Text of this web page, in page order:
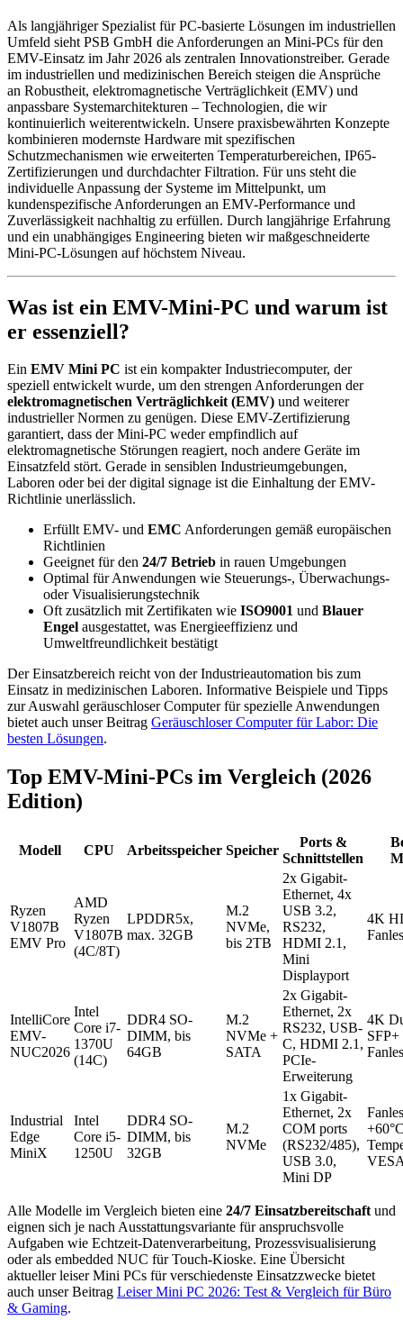
Als langjähriger Spezialist für PC-basierte Lösungen im industriellen
Umfeld sieht PSB GmbH die Anforderungen an Mini-PCs für den
EMV-Einsatz im Jahr 2026 als zentralen Innovationstreiber. Gerade
im industriellen und medizinischen Bereich steigen die Ansprüche
an Robustheit, elektromagnetische Verträglichkeit (EMV) und
anpassbare Systemarchitekturen – Technologien, die wir
kontinuierlich weiterentwickeln. Unsere praxisbewährten Konzepte
kombinieren modernste Hardware mit spezifischen
Schutzmechanismen wie erweiterten Temperaturbereichen, IP65-
Zertifizierungen und durchdachter Filtration. Für uns steht die
individuelle Anpassung der Systeme im Mittelpunkt, um
kundenspezifische Anforderungen an EMV-Performance und
Zuverlässigkeit nachhaltig zu erfüllen. Durch langjährige Erfahrung
und ein unabhängiges Engineering bieten wir maßgeschneiderte
Mini-PC-Lösungen auf höchstem Niveau.
Was ist ein EMV-Mini-PC und warum ist
er essenziell?
Ein EMV Mini PC ist ein kompakter Industriecomputer, der
speziell entwickelt wurde, um den strengen Anforderungen der
elektromagnetischen Verträglichkeit (EMV) und weiterer
industrieller Normen zu genügen. Diese EMV-Zertifizierung
garantiert, dass der Mini-PC weder empfindlich auf
elektromagnetische Störungen reagiert, noch andere Geräte im
Einsatzfeld stört. Gerade in sensiblen Industrieumgebungen,
Laboren oder bei der digital signage ist die Einhaltung der EMV-
Richtlinie unerlässlich.
Erfüllt EMV- und EMC Anforderungen gemäß europäischen
Richtlinien
Geeignet für den 24/7 Betrieb in rauen Umgebungen
Optimal für Anwendungen wie Steuerungs-, Überwachungs-
oder Visualisierungstechnik
Oft zusätzlich mit Zertifikaten wie ISO9001 und Blauer
Engel ausgestattet, was Energieeffizienz und
Umweltfreundlichkeit bestätigt
Der Einsatzbereich reicht von der Industrieautomation bis zum
Einsatz in medizinischen Laboren. Informative Beispiele und Tipps
zur Auswahl geräuschloser Computer für spezielle Anwendungen
bietet auch unser Beitrag Geräuschloser Computer für Labor: Die
besten Lösungen.
Top EMV-Mini-PCs im Vergleich (2026
Edition)
Modell CPU Arbeitsspeicher Speicher
Ports &
Schnittstellen
Ryzen
V1807B
EMV Pro
AMD
Ryzen
V1807B
(4C/8T)
LPDDR5x,
max. 32GB
M.2
NVMe,
bis 2TB
2x Gigabit-
Ethernet, 4x
USB 3.2,
RS232,
HDMI 2.1,
Mini
Displayport
4K
IntelliCore
EMV-
NUC2026
Intel
Core i7-
1370U
(14C)
DDR4 SO-
DIMM, bis
64GB
M.2
NVMe +
SATA
2x Gigabit-
Ethernet, 2x
RS232, USB-
C, HDMI 2.1,
PCIe-
Erweiterung
4K
Industrial
Edge
MiniX
Intel
Core i5-
1250U
DDR4 SO-
DIMM, bis
32GB
M.2
NVMe
1x Gigabit-
Ethernet, 2x
COM ports
(RS232/485),
USB 3.0,
Mini DP
Alle Modelle im Vergleich bieten eine 24/7 Einsatzbereitschaft und
eignen sich je nach Ausstattungsvariante für anspruchsvolle
Aufgaben wie Echtzeit-Datenverarbeitung, Prozessvisualisierung
oder als embedded NUC für Touch-Kioske. Eine Übersicht
aktueller leiser Mini PCs für verschiedenste Einsatzzwecke bietet
auch unser Beitrag Leiser Mini PC 2026: Test & Vergleich für Büro
& Gaming.